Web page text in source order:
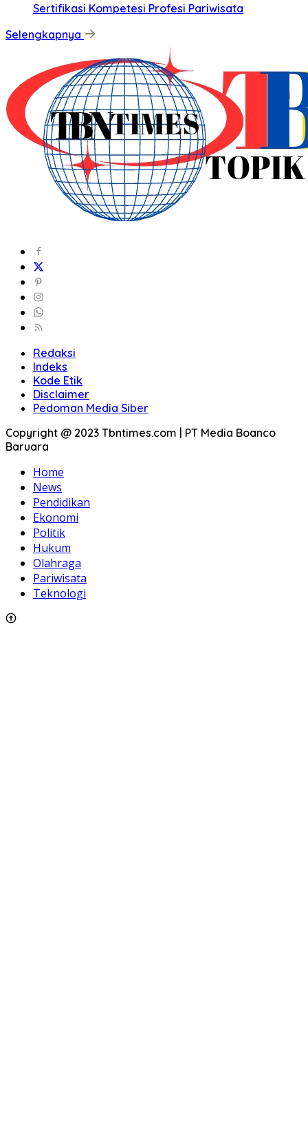
Sertifikasi Kompetesi Profesi Pariwisata
Selengkapnya
Redaksi
Indeks
Kode Etik
Disclaimer
Pedoman Media Siber
Copyright @ 2023 Tbntimes.com | PT Media Boanco
Baruara
Home
News
Pendidikan
Ekonomi
Politik
Hukum
Olahraga
Pariwisata
Teknologi